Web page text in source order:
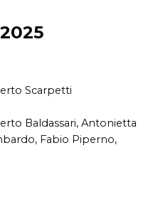
Scarpetti
Baldassari, Antonietta
Fabio Piperno,